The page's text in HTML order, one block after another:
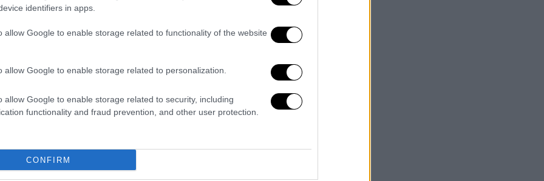
identifiers in apps.
allow Google to enable storage related to functionality of the website
allow Google to enable storage related to personalization.
allow Google to enable storage related to security, including
functionality and fraud prevention, and other user protection.
CONFIRM
35 θέσεις μελών Διδακτικού –
μελών Εργαστηριακού Διδακτικού
Τεχνικού Εργαστηριακού
Σοφία Ζαχαράκη
«η ίδρυση της Κτηνιατρικής
του Δημοκρίτειου Πανεπιστημίου
πολιτικής μας στην Παιδεία. Θεωρούμε
και για αυτό φροντίζουμε διαρκώς
Πανεπιστημίου.
πλήρη επίγνωση της συμβολής
ανισοτήτων, την ενδυνάμωση των